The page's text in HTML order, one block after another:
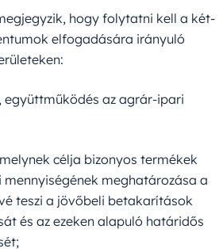
hogy folytatni kell a két-
elfogadására irányuló
együttműködés az agrár-ipari
célja bizonyos termékek
meghatározása a
teszi a jövőbeli betakarítások
és az ezeken alapuló határidős